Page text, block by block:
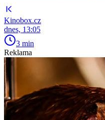
Kinobox.cz
dnes, 13:05
3 min
Reklama